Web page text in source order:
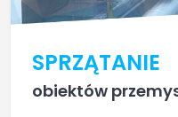
SPRZĄTANIE
obiektów